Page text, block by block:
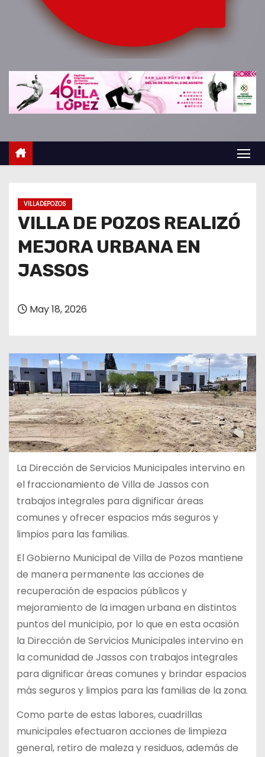
VILLADEPOZOS
VILLA DE POZOS REALIZÓ
MEJORA URBANA EN
JASSOS
May 18, 2026
La Dirección de Servicios Municipales intervino en
el fraccionamiento de Villa de Jassos con
trabajos integrales para dignificar áreas
comunes y ofrecer espacios más seguros y
limpios para las familias.
El Gobierno Municipal de Villa de Pozos mantiene
de manera permanente las acciones de
recuperación de espacios públicos y
mejoramiento de la imagen urbana en distintos
puntos del municipio, por lo que en esta ocasión
la Dirección de Servicios Municipales intervino en
la comunidad de Jassos con trabajos integrales
para dignificar áreas comunes y brindar espacios
más seguros y limpios para las familias de la zona.
Como parte de estas labores, cuadrillas
municipales efectuaron acciones de limpieza
general, retiro de maleza y residuos, además de